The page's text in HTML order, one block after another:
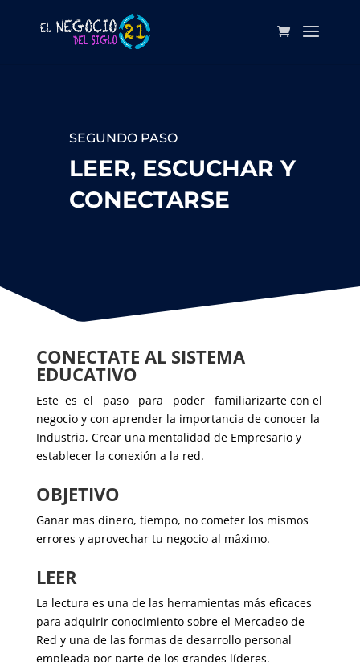
SEGUNDO PASO
LEER, ESCUCHAR Y
CONECTARSE
CONECTATE AL SISTEMA
EDUCATIVO
Este es el paso para poder familiarizarte con el
negocio y con aprender la importancia de conocer la
Industria, Crear una mentalidad de Empresario y
establecer la conexión a la red.
OBJETIVO
Ganar mas dinero, tiempo, no cometer los mismos
errores y aprovechar tu negocio al mâximo.
LEER
La lectura es una de las herramientas más eficaces
para adquirir conocimiento sobre el Mercadeo de
Red y una de las formas de desarrollo personal
empleada por parte de los grandes líderes.